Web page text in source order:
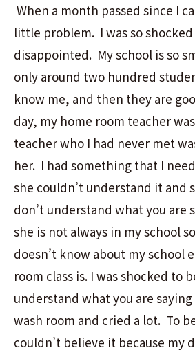
When a month passed since I
little problem. I was so shocked
disappointed. My school is so
only around two hundred
know me, and then they are
day, my home room teacher
teacher who I had never met
her. I had something that I
she couldn’t understand it and
don’t understand what you are
she is not always in my school
doesn’t know about my school
room class is. I was shocked to
understand what you are
wash room and cried a lot. To
couldn’t believe it because my